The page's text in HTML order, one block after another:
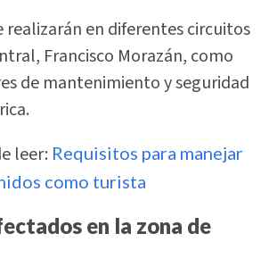
realizarán en diferentes circuitos
Francisco Morazán, como
de mantenimiento y seguridad
leer: Requisitos para manejar
como turista
en la zona de